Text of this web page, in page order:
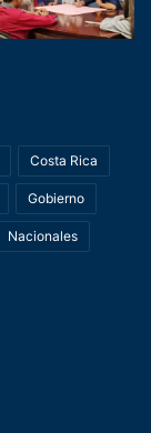
Costa Rica
Gobierno
Nacionales